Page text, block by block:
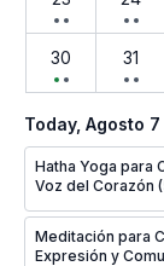
30 31
Today, Agosto 7
Hatha Yoga para
Voz del Corazón
Meditación para
Expresión y